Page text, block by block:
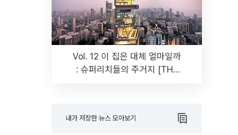
Vol. 12 이 집은 대체 얼마일까
: 슈퍼리치들의 주거지 [THE
내가 저장한 뉴스 모아보기